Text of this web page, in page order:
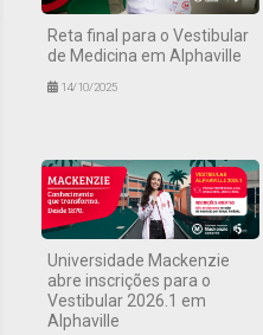
Reta final para o Vestibular
de Medicina em Alphaville
14/10/2025
Universidade Mackenzie
abre inscrições para o
Vestibular 2026.1 em
Alphaville